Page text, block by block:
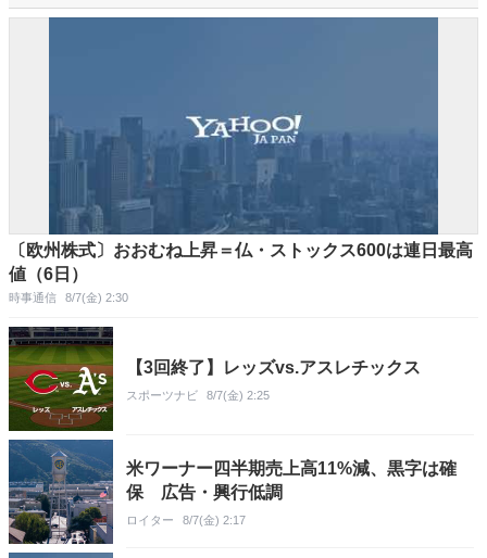
〔欧州株式〕おおむね上昇＝仏・ストックス600は連日最高
値（6日）
時事通信 8/7(金) 2:30
【3回終了】レッズvs.アスレチックス
スポーツナビ 8/7(金) 2:25
米ワーナー四半期売上高11%減、黒字は確
保 広告・興行低調
ロイター 8/7(金) 2:17